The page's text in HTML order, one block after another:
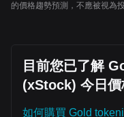
的價格趨勢預測，不應被視為投
目前您已了解
(xStock) 今日價
如何購買 Gold